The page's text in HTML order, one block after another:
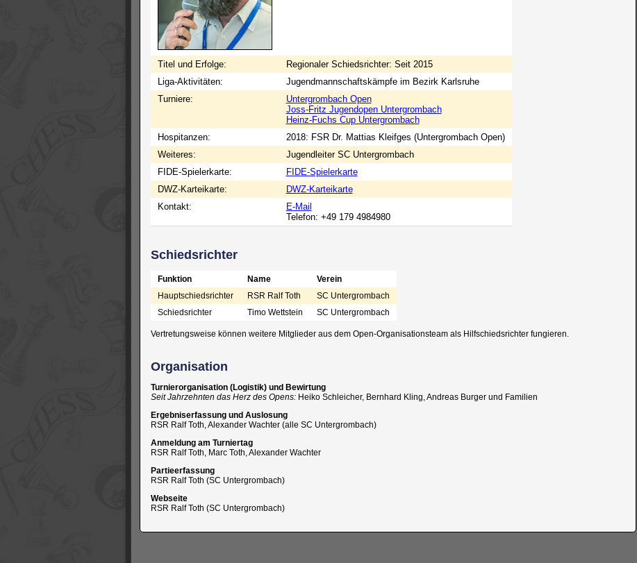
Titel und Erfolge:
Regionaler Schiedsrichter: Seit 2015
Liga-Aktivitäten:
Jugendmannschaftskämpfe im Bezirk Karlsruhe
Turniere:
Untergrombach Open
Joss-Fritz Jugendopen Untergrombach
Heinz-Fuchs Cup Untergrombach
Hospitanzen:
2018: FSR Dr. Mattias Kleifges (Untergrombach Open)
Weiteres:
Jugendleiter SC Untergrombach
FIDE-Spielerkarte:
FIDE-Spielerkarte
DWZ-Karteikarte:
DWZ-Karteikarte
Kontakt:
E-Mail
Telefon: +49 179 4984980
Schiedsrichter
Funktion Name
Verein
Hauptschiedsrichter
RSR Ralf Toth
SC Untergrombach
Schiedsrichter
Timo Wettstein SC Untergrombach
Vertretungsweise können weitere Mitglieder aus dem Open-Organisationsteam als Hilfschiedsrichter fungieren.
Organisation
Turnierorganisation (Logistik) und Bewirtung
Seit Jahrzehnten das Herz des Opens: Heiko Schleicher, Bernhard Kling, Andreas Burger und Familien
Ergebniserfassung und Auslosung
RSR Ralf Toth, Alexander Wachter (alle SC Untergrombach)
Anmeldung am Turniertag
RSR Ralf Toth, Marc Toth, Alexander Wachter
Partieerfassung
RSR Ralf Toth (SC Untergrombach)
Webseite
RSR Ralf Toth (SC Untergrombach)